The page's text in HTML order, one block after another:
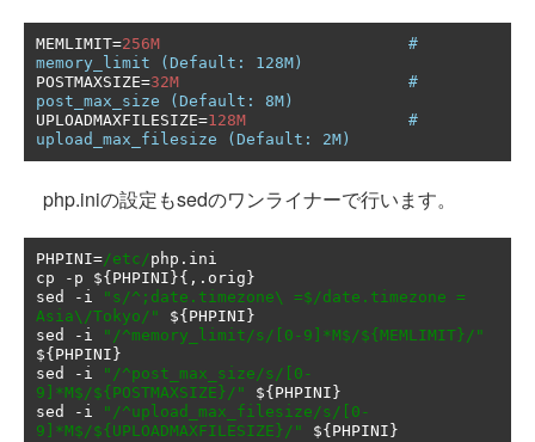
MEMLIMIT=256M
#
memory_limit (Default: 128M)
POSTMAXSIZE=32M
#
post_max_size (Default: 8M)
UPLOADMAXFILESIZE=128M
#
upload_max_filesize (Default: 2M)
php.iniの設定もsedのワンライナーで行います。
PHPINI=/etc/php . ini
cp
- p ${ PHPINI }{,. orig }
sed
- i
"s/^;date.timezone\ =$/date.timezone =
Asia\/Tokyo/"
${ PHPINI }
sed
- i
"/^memory_limit/s/[0-9]*M$/${MEMLIMIT}/"
${ PHPINI }
sed
- i
"/^post_max_size/s/[0-
9]*M$/${POSTMAXSIZE}/"
${ PHPINI }
sed
- i
"/^upload_max_filesize/s/[0-
9]*M$/${UPLOADMAXFILESIZE}/"
${ PHPINI }